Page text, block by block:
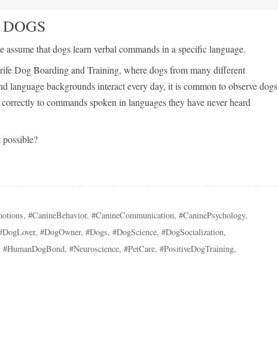
assume that dogs learn verbal commands in a specific language.
Dog Boarding and Training, where dogs from many different
language backgrounds interact every day, it is common to observe dogs
to commands spoken in languages they have never heard
,#CanineBehavior,#CanineCommunication,#CaninePsychology,
, #DogOwner, #Dogs, #DogScience, #DogSocialization,
#HumanDogBond, #Neuroscience, #PetCare, #PositiveDogTraining,